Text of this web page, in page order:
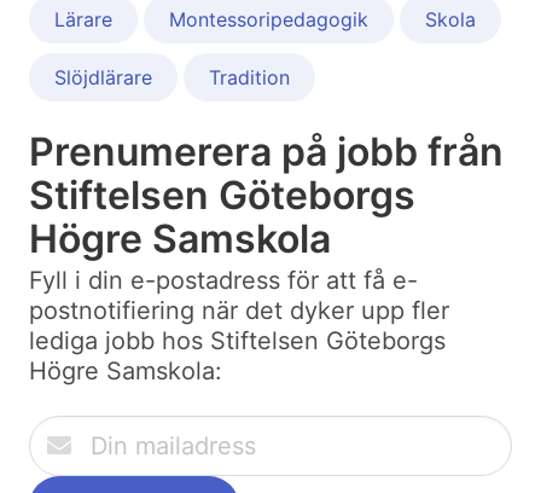
Lärare Montessoripedagogik Skola
Slöjdlärare Tradition
Prenumerera på jobb från
Stiftelsen Göteborgs
Högre Samskola
Fyll i din e-postadress för att få e-
postnotifiering när det dyker upp fler
lediga jobb hos Stiftelsen Göteborgs
Högre Samskola: